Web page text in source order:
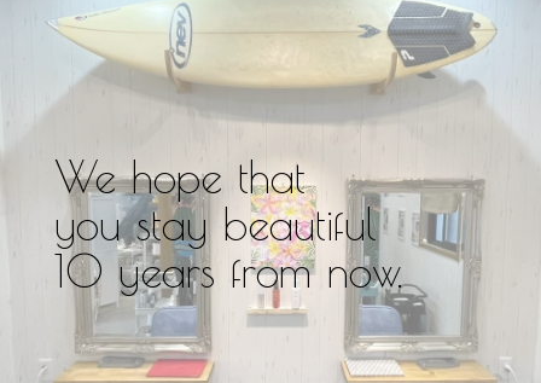
We hope that
you stay beautiful
10 years from now.